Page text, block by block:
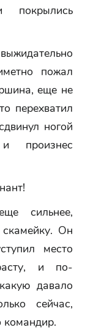
покрылись
пожал
еще не
перехватил
ногой
произнес
сильнее,
Он
место
и по-
давало
сейчас,
командир.